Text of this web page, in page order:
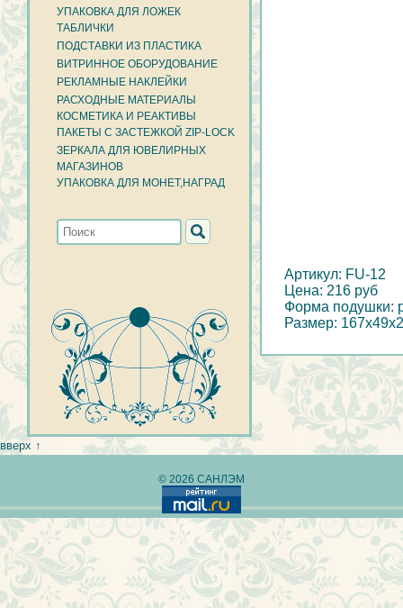
УПАКОВКА ДЛЯ ЛОЖЕК
ТАБЛИЧКИ
ПОДСТАВКИ ИЗ ПЛАСТИКА
ВИТРИННОЕ ОБОРУДОВАНИЕ
РЕКЛАМНЫЕ НАКЛЕЙКИ
РАСХОДНЫЕ МАТЕРИАЛЫ
КОСМЕТИКА И РЕАКТИВЫ
ПАКЕТЫ С ЗАСТЕЖКОЙ ZIP-LOCK
ЗЕРКАЛА ДЛЯ ЮВЕЛИРНЫХ
МАГАЗИНОВ
УПАКОВКА ДЛЯ МОНЕТ,НАГРАД
Артикул: FU-12
Цена: 216 руб
Форма подушки:
Размер:
вверх ↑
© 2026 САНЛЭМ